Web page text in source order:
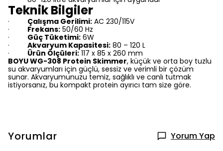
Teknik Bilgiler
· Çalışma Gerilimi: AC 230/115V
· Frekans: 50/60 Hz
· Güç Tüketimi: 6W
· Akvaryum Kapasitesi: 80 – 120 L
· Ürün Ölçüleri: 117 x 85 x 260 mm
BOYU WG-308 Protein Skimmer, küçük ve orta boy tuzlu
su akvaryumları için güçlü, sessiz ve verimli bir çözüm
sunar. Akvaryumunuzu temiz, sağlıklı ve canlı tutmak
istiyorsanız, bu kompakt protein ayırıcı tam size göre.
Yorumlar Yorum Yap